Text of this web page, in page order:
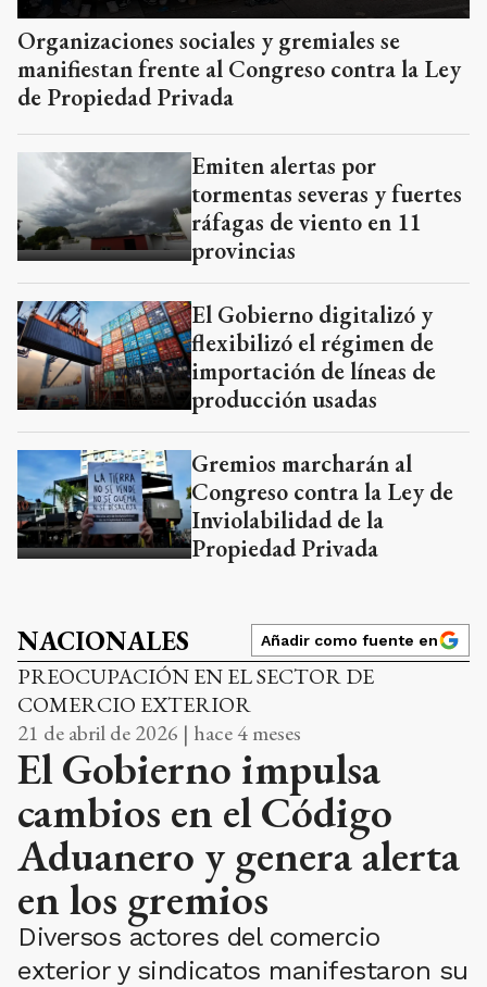
Organizaciones sociales y gremiales se
manifiestan frente al Congreso contra la Ley
de Propiedad Privada
Emiten alertas por
tormentas severas y fuertes
ráfagas de viento en 11
provincias
El Gobierno digitalizó y
flexibilizó el régimen de
importación de líneas de
producción usadas
Gremios marcharán al
Congreso contra la Ley de
Inviolabilidad de la
Propiedad Privada
NACIONALES Añadir como fuente en
PREOCUPACIÓN EN EL SECTOR DE
COMERCIO EXTERIOR
21 de abril de 2026 | hace 4 meses
El Gobierno impulsa
cambios en el Código
Aduanero y genera alerta
en los gremios
Diversos actores del comercio
exterior y sindicatos manifestaron su